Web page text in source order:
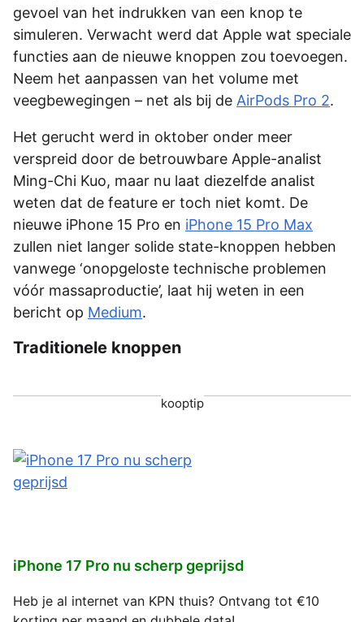
gevoel van het indrukken van een knop te
simuleren. Verwacht werd dat Apple wat speciale
functies aan de nieuwe knoppen zou toevoegen.
Neem het aanpassen van het volume met
veegbewegingen – net als bij de AirPods Pro 2.
Het gerucht werd in oktober onder meer
verspreid door de betrouwbare Apple-analist
Ming-Chi Kuo, maar nu laat diezelfde analist
weten dat de feature er toch niet komt. De
nieuwe iPhone 15 Pro en iPhone 15 Pro Max
zullen niet langer solide state-knoppen hebben
vanwege ‘onopgeloste technische problemen
vóór massaproductie’, laat hij weten in een
bericht op Medium.
Traditionele knoppen
kooptip
iPhone 17 Pro nu scherp geprijsd
Heb je al internet van KPN thuis? Ontvang tot €10